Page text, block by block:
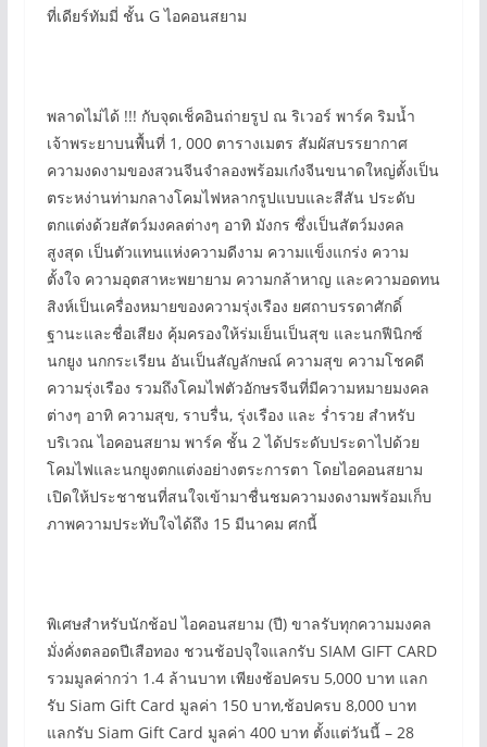
ที่เดียร์ทัมมี่ ชั้น G ไอคอนสยาม
พลาดไม่ได้ !!! กับจุดเช็คอินถ่ายรูป ณ ริเวอร์ พาร์ค ริมน้ำ
เจ้าพระยาบนพื้นที่ 1, 000 ตารางเมตร สัมผัสบรรยากาศ
ความงดงามของสวนจีนจำลองพร้อมเก๋งจีนขนาดใหญ่ตั้งเป็น
ตระหง่านท่ามกลางโคมไฟหลากรูปแบบและสีสัน ประดับ
ตกแต่งด้วยสัตว์มงคลต่างๆ อาทิ มังกร ซึ่งเป็นสัตว์มงคล
สูงสุด เป็นตัวแทนแห่งความดีงาม ความแข็งแกร่ง ความ
ตั้งใจ ความอุตสาหะพยายาม ความกล้าหาญ และความอดทน
สิงห์เป็นเครื่องหมายของความรุ่งเรือง ยศถาบรรดาศักดิ์
ฐานะและชื่อเสียง คุ้มครองให้ร่มเย็นเป็นสุข และนกฟีนิกซ์
นกยูง นกกระเรียน อันเป็นสัญลักษณ์ ความสุข ความโชคดี
ความรุ่งเรือง รวมถึงโคมไฟตัวอักษรจีนที่มีความหมายมงคล
ต่างๆ อาทิ ความสุข, ราบรื่น, รุ่งเรือง และ ร่ำรวย สำหรับ
บริเวณ ไอคอนสยาม พาร์ค ชั้น 2 ได้ประดับประดาไปด้วย
โคมไฟและนกยูงตกแต่งอย่างตระการตา โดยไอคอนสยาม
เปิดให้ประชาชนที่สนใจเข้ามาชื่นชมความงดงามพร้อมเก็บ
ภาพความประทับใจได้ถึง 15 มีนาคม ศกนี้
พิเศษสำหรับนักช้อป ไอคอนสยาม (ปี) ขาลรับทุกความมงคล
มั่งคั่งตลอดปีเสือทอง ชวนช้อปจุใจแลกรับ SIAM GIFT CARD
รวมมูลค่ากว่า 1.4 ล้านบาท เพียงช้อปครบ 5,000 บาท แลก
รับ Siam Gift Card มูลค่า 150 บาท,ช้อปครบ 8,000 บาท
แลกรับ Siam Gift Card มูลค่า 400 บาท ตั้งแต่วันนี้ – 28